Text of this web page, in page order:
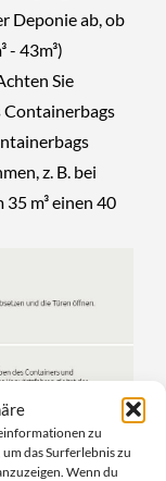
zu
das Surferlebnis zu
Wenn du
Deponie ab, ob
- 43m³)
Sie
Containerbags
z. B. bei
35 m³ einen 40